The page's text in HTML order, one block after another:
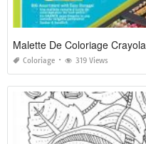
Malette De Coloriage Crayola
Coloriage 319 Views